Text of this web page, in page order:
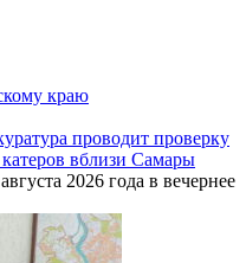
краю
проводит проверку
катеров вблизи Самары
2026 года в вечернее